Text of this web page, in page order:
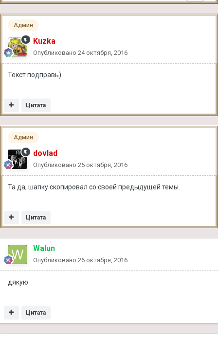
Админ
Kuzka
Опубликовано 24 октября, 2016
Текст подправь)
Цитата
Админ
dovlad
Опубликовано 25 октября, 2016
Та да, шапку скопировал со своей предыдущей темы.
Цитата
Walun
Опубликовано 26 октября, 2016
дякую
Цитата